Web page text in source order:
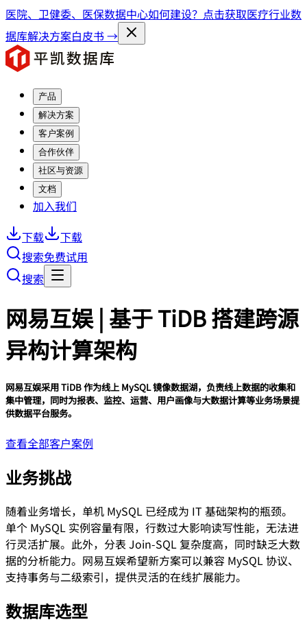
医院、卫健委、医保数据中心如何建设？点击获取医疗行业数
据库解决方案白皮书 →
产品
解决方案
客户案例
合作伙伴
社区与资源
文档
加入我们
下载
下载
搜索免费试用
搜索
网易互娱 | 基于 TiDB 搭建跨源
异构计算架构
网易互娱采用 TiDB 作为线上 MySQL 镜像数据湖，负责线上数据的收集和
集中管理，同时为报表、监控、运营、用户画像与大数据计算等业务场景提
供数据平台服务。
查看全部客户案例
业务挑战
随着业务增长，单机 MySQL 已经成为 IT 基础架构的瓶颈。
单个 MySQL 实例容量有限，行数过大影响读写性能，无法进
行灵活扩展。此外，分表 Join-SQL 复杂度高，同时缺乏大数
据的分析能力。网易互娱希望新方案可以兼容 MySQL 协议、
支持事务与二级索引，提供灵活的在线扩展能力。
数据库选型